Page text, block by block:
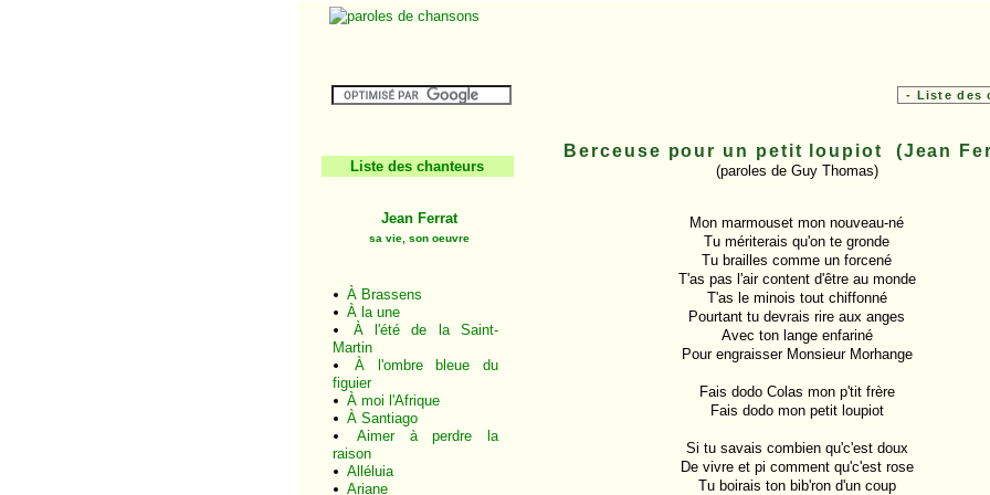
Liste des chanteurs
Jean Ferrat
sa vie, son oeuvre
À Brassens
À la une
À l'été de la Saint-
Martin
À l'ombre bleue du
figuier
À moi l'Afrique
À Santiago
Aimer à perdre la
raison
Alléluia
Ariane
Berceuse pour un petit loupiot (Jean
(paroles de Guy Thomas)
Mon marmouset mon nouveau-né
Tu mériterais qu'on te gronde
Tu brailles comme un forcené
T'as pas l'air content d'être au monde
T'as le minois tout chiffonné
Pourtant tu devrais rire aux anges
Avec ton lange enfariné
Pour engraisser Monsieur Morhange
Fais dodo Colas mon p'tit frère
Fais dodo mon petit loupiot
Si tu savais combien qu'c'est doux
De vivre et pi comment qu'c'est rose
Tu boirais ton bib'ron d'un coup